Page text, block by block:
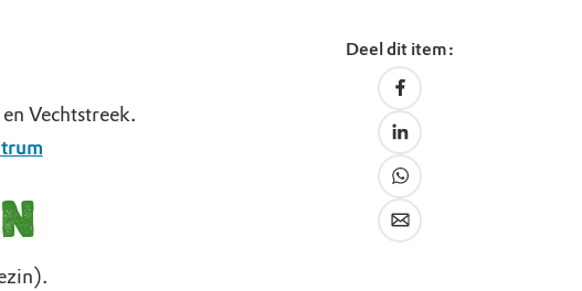
Vechtstreek.
Deel dit item: